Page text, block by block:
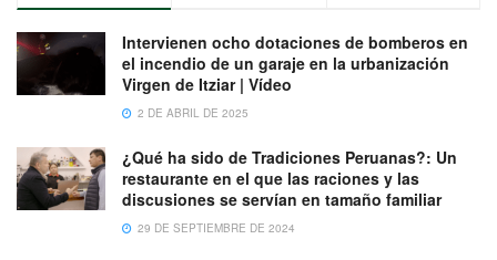
Intervienen ocho dotaciones de bomberos en
el incendio de un garaje en la urbanización
Virgen de Itziar | Vídeo
2 DE ABRIL DE 2025
¿Qué ha sido de Tradiciones Peruanas?: Un
restaurante en el que las raciones y las
discusiones se servían en tamaño familiar
29 DE SEPTIEMBRE DE 2024